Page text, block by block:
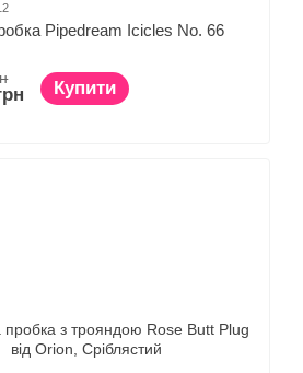
Pipedream Icicles No. 66
Купити